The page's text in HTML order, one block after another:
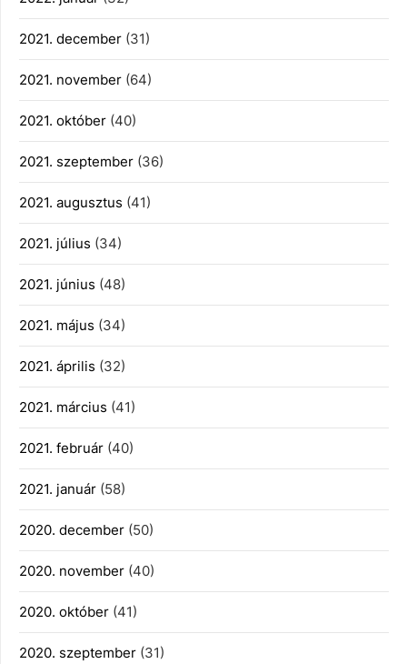
2021. december (31)
2021. november (64)
2021. október (40)
2021. szeptember (36)
2021. augusztus (41)
2021. július (34)
2021. június (48)
2021. május (34)
2021. április (32)
2021. március (41)
2021. február (40)
2021. január (58)
2020. december (50)
2020. november (40)
2020. október (41)
2020. szeptember (31)